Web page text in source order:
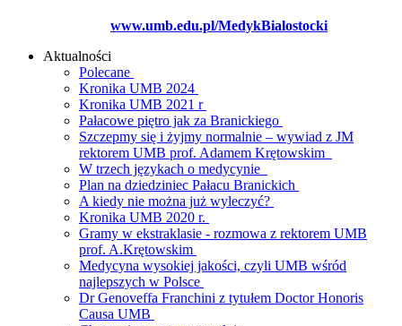
www.umb.edu.pl/MedykBialostocki
Aktualności
Polecane
Kronika UMB 2024
Kronika UMB 2021 r
Pałacowe piętro jak za Branickiego
Szczepmy się i żyjmy normalnie – wywiad z JM
rektorem UMB prof. Adamem Krętowskim
W trzech językach o medycynie
Plan na dziedziniec Pałacu Branickich
A kiedy nie można już wyleczyć?
Kronika UMB 2020 r.
Gramy w ekstraklasie - rozmowa z rektorem UMB
prof. A.Krętowskim
Medycyna wysokiej jakości, czyli UMB wśród
najlepszych w Polsce
Dr Genoveffa Franchini z tytułem Doctor Honoris
Causa UMB